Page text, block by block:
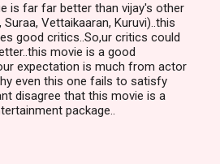
is far far better than vijay's other
Vettaikaaran, Kuruvi)..this
good critics..So,ur critics could
movie is a good
expectation is much from actor
even this one fails to satisfy
disagree that this movie is a
package..